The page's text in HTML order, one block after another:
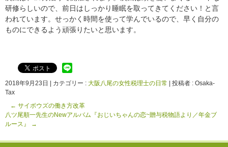
研修らしいので、前日はしっかり睡眠を取ってきてください！と言
われています。せっかく時間を使って学んでいるので、早く自分の
ものにできるよう頑張りたいと思います。
2018年9月23日 カテゴリー : 大阪八尾の女性税理士の日常
投稿者 : Osaka-
Tax
← サイボウズの働き方改革
八ツ尾順一先生のNewアルバム『おじいちゃんの恋~贈与税物語より／年金ブ
ルース』
→